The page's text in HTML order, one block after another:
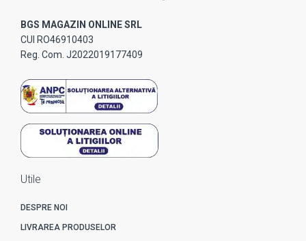
BGS MAGAZIN ONLINE SRL
CUI RO46910403
Reg. Com. J2022019177409
Utile
DESPRE NOI
LIVRAREA PRODUSELOR